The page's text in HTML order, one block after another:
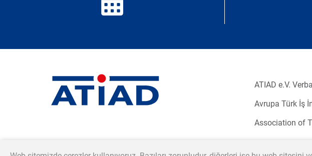
E-
ATIAD e.V.
Avrupa Türk İş
Association of